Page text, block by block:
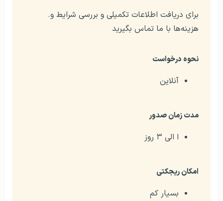
.برای دریافت اطلاعات تکمیلی و بررسی شرایط و
هزینه‌ها با ما تماس بگیرید
نحوه درخواست
آنلاین
مدت زمان صدور
ا الی ۳ روز
امکان ریجکتی
بسیار کم